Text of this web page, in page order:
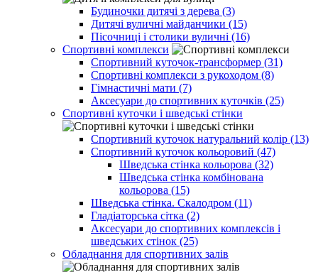
Будиночки дитячі з дерева (3)
Дитячі вуличні майданчики (15)
Пісочниці і столики вуличні (16)
Спортивні комплекси
Спортивний куточок-трансформер (31)
Спортивні комплекси з рукоходом (8)
Гімнастичні мати (7)
Аксесуари до спортивних куточків (25)
Спортивні куточки і шведські стінки
Спортивний куточок натуральний колір (13)
Спортивний куточок кольоровий (47)
Шведська стінка кольорова (32)
Шведська стінка комбінована
кольорова (15)
Шведська стінка. Скалодром (11)
Гладіаторська сітка (2)
Аксесуари до спортивних комплексів і
шведських стінок (25)
Обладнання для спортивних залів